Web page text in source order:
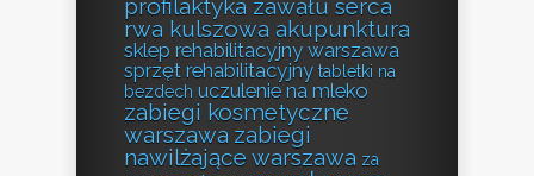
profilaktyka zawału serca
rwa kulszowa akupunktura
sklep rehabilitacyjny warszawa
sprzęt rehabilitacyjny tabletki na
bezdech uczulenie na mleko
zabiegi kosmetyczne
warszawa zabiegi
nawilżające warszawa za